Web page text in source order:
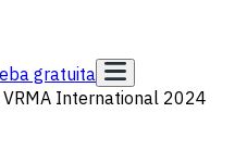
gratuita
International 2024